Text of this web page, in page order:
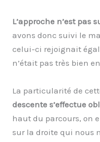
L’approche n’est pas
avons donc suivi le
celui-ci rejoignait
n’était pas très bien
La particularité de
descente s’effectue
haut du parcours, on
sur la droite qui nous